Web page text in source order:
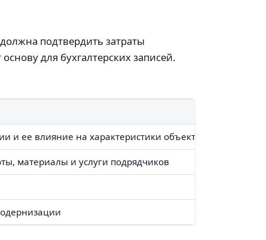
подтвердить затраты
для бухгалтерских записей.
и ее влияние на характеристики объекта
материалы и услуги подрядчиков